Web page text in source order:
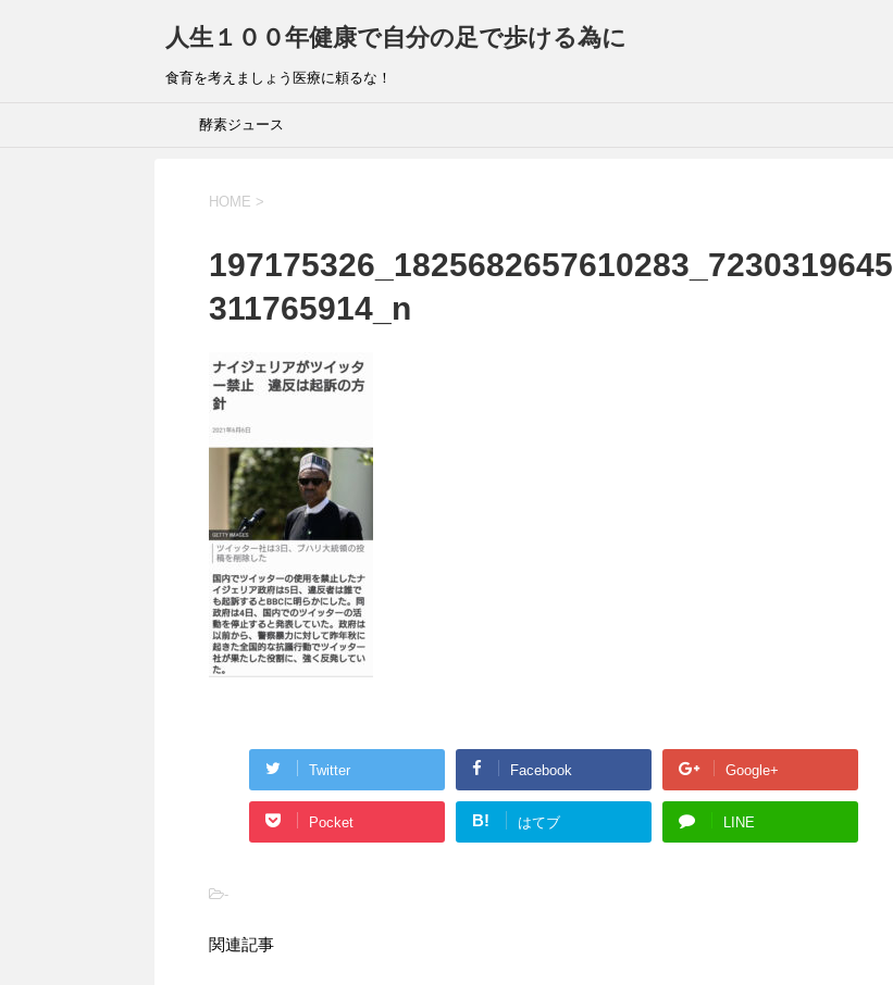
人生１００年健康で自分の足で歩ける為に
食育を考えましょう医療に頼るな！
酵素ジュース
HOME >
197175326_1825682657610283_7230319645
311765914_n
Twitter Facebook Google+
Pocket B! はてブ LINE
-
関連記事